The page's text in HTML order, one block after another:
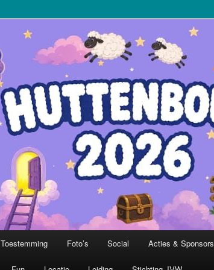
Toestemming Foto’s Social Acties & Sponsors